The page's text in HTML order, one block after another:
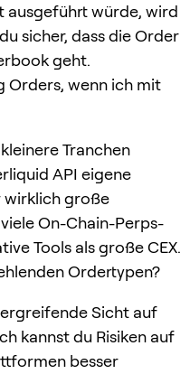
ausgeführt würde, wird
sicher, dass die Order
geht.
Orders, wenn ich mit
Tranchen
API eigene
wirklich große
On-Chain-Perps-
Tools als große CEX.
Ordertypen?
Sicht auf
kannst du Risiken auf
besser